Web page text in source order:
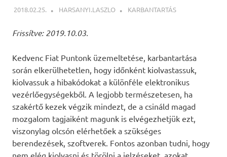
2018.02.25. HARSANYI.LASZLO KARBANTARTÁS
Frissítve: 2019.10.03.
Kedvenc Fiat Puntonk üzemeltetése, karbantartása
során elkerülhetetlen, hogy időnként kiolvastassuk,
kiolvassuk a hibakódokat a különféle elektronikus
vezérlőegységekből. A legjobb természetesen, ha
szakértő kezek végzik mindezt, de a csináld magad
mozgalom tagjaiként magunk is elvégezhetjük ezt,
viszonylag olcsón elérhetőek a szükséges
berendezések, szoftverek. Fontos azonban tudni, hogy